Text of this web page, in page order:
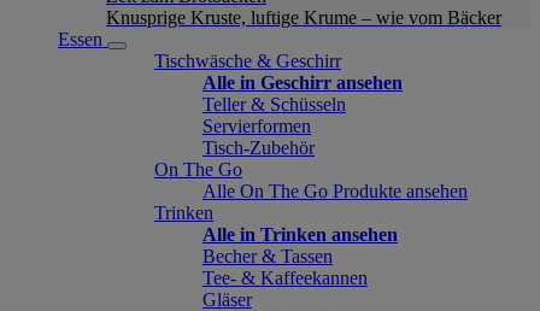
Knusprige Kruste, luftige Krume – wie vom Bäcker
Essen
Tischwäsche & Geschirr
Alle in Geschirr ansehen
Teller & Schüsseln
Servierformen
Tisch-Zubehör
On The Go
Alle On The Go Produkte ansehen
Trinken
Alle in Trinken ansehen
Becher & Tassen
Tee- & Kaffeekannen
Gläser